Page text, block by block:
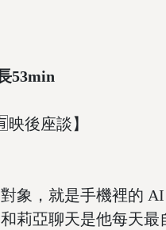
53min
後座談】
象，就是手機裡的
莉亞聊天是他每天最